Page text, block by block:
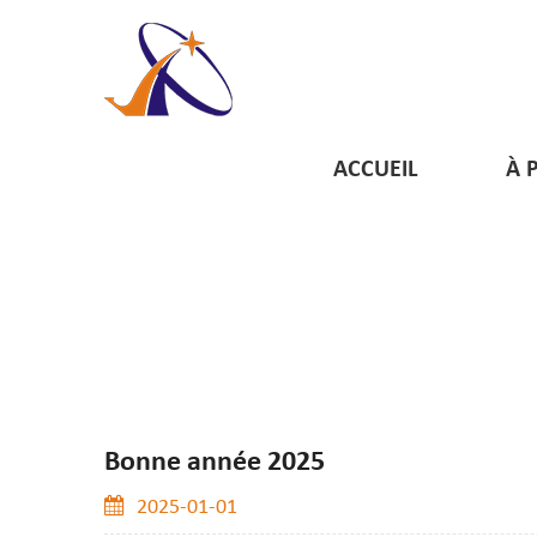
ACCUEIL À
Bonne année 2025
2025-01-01